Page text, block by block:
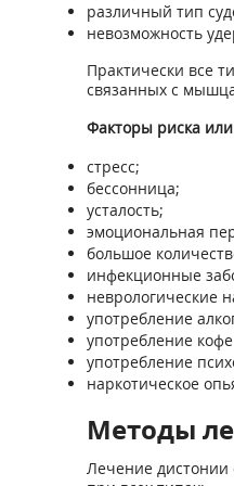
различный тип
невозможность
Практически все
связанных с
Факторы риска
стресс;
бессонница;
усталость;
эмоциональная
большое
инфекционные
неврологические
употребление
употребление
употребление
наркотическое
Методы
Лечение дистонии